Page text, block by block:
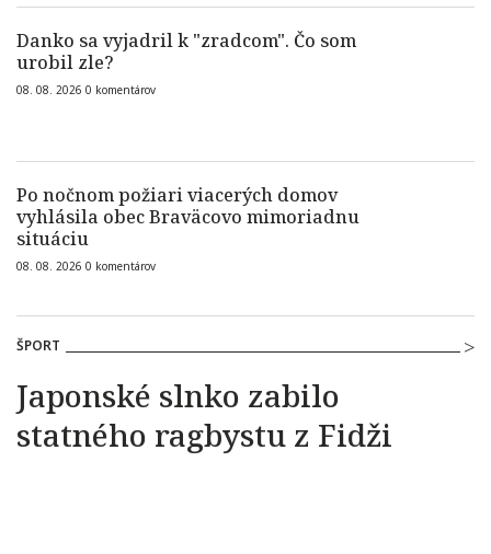
Danko sa vyjadril k "zradcom". Čo som
urobil zle?
08. 08. 2026 0 komentárov
Po nočnom požiari viacerých domov
vyhlásila obec Braväcovo mimoriadnu
situáciu
08. 08. 2026 0 komentárov
ŠPORT